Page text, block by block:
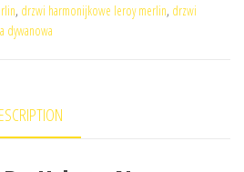
, drzwi harmonijkowe leroy merlin, drzwi
dywanowa